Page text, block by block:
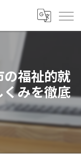
福祉的就
みを徹底